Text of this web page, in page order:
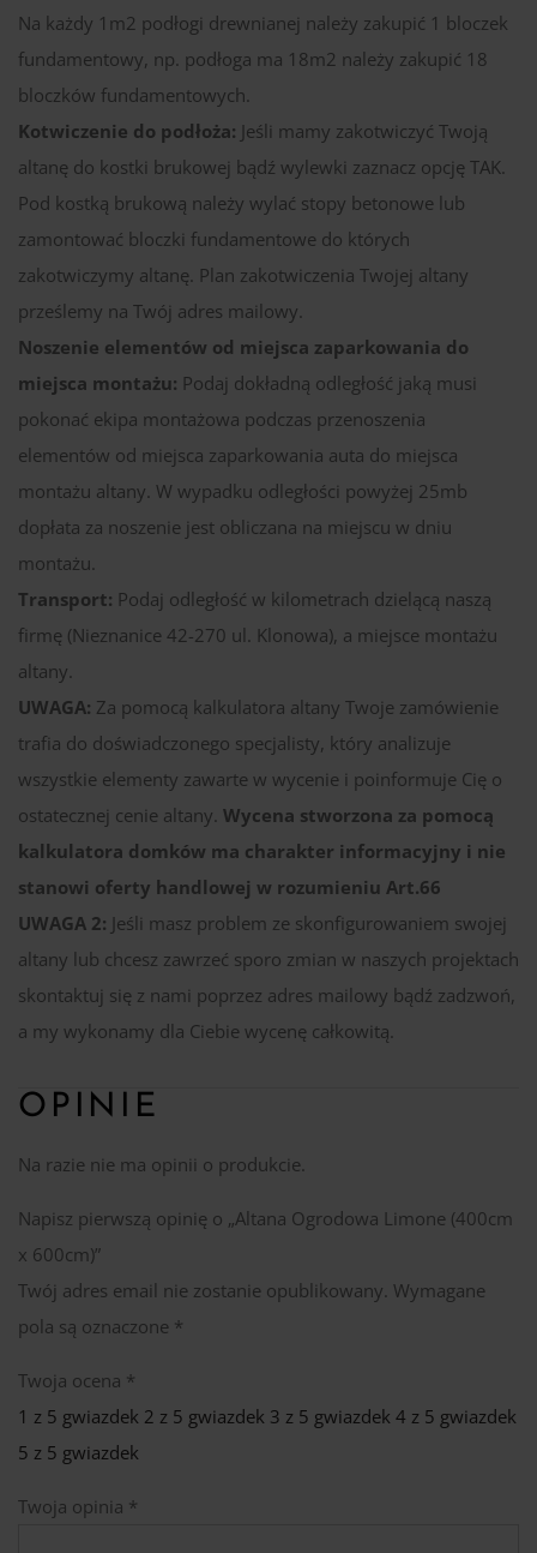
Na każdy 1m2 podłogi drewnianej należy zakupić 1 bloczek
fundamentowy, np. podłoga ma 18m2 należy zakupić 18
bloczków fundamentowych.
Kotwiczenie do podłoża: Jeśli mamy zakotwiczyć Twoją
altanę do kostki brukowej bądź wylewki zaznacz opcję TAK.
Pod kostką brukową należy wylać stopy betonowe lub
zamontować bloczki fundamentowe do których
zakotwiczymy altanę. Plan zakotwiczenia Twojej altany
prześlemy na Twój adres mailowy.
Noszenie elementów od miejsca zaparkowania do
miejsca montażu: Podaj dokładną odległość jaką musi
pokonać ekipa montażowa podczas przenoszenia
elementów od miejsca zaparkowania auta do miejsca
montażu altany. W wypadku odległości powyżej 25mb
dopłata za noszenie jest obliczana na miejscu w dniu
montażu.
Transport: Podaj odległość w kilometrach dzielącą naszą
firmę (Nieznanice 42-270 ul. Klonowa), a miejsce montażu
altany.
UWAGA: Za pomocą kalkulatora altany Twoje zamówienie
trafia do doświadczonego specjalisty, który analizuje
wszystkie elementy zawarte w wycenie i poinformuje Cię o
ostatecznej cenie altany. Wycena stworzona za pomocą
kalkulatora domków ma charakter informacyjny i nie
stanowi oferty handlowej w rozumieniu Art.66
UWAGA 2: Jeśli masz problem ze skonfigurowaniem swojej
altany lub chcesz zawrzeć sporo zmian w naszych projektach
skontaktuj się z nami poprzez adres mailowy bądź zadzwoń,
a my wykonamy dla Ciebie wycenę całkowitą.
OPINIE
Na razie nie ma opinii o produkcie.
Napisz pierwszą opinię o „Altana Ogrodowa Limone (400cm
x 600cm)”
Twój adres email nie zostanie opublikowany. Wymagane
pola są oznaczone *
Twoja ocena *
1 z 5 gwiazdek 2 z 5 gwiazdek 3 z 5 gwiazdek 4 z 5 gwiazdek
5 z 5 gwiazdek
Twoja opinia *